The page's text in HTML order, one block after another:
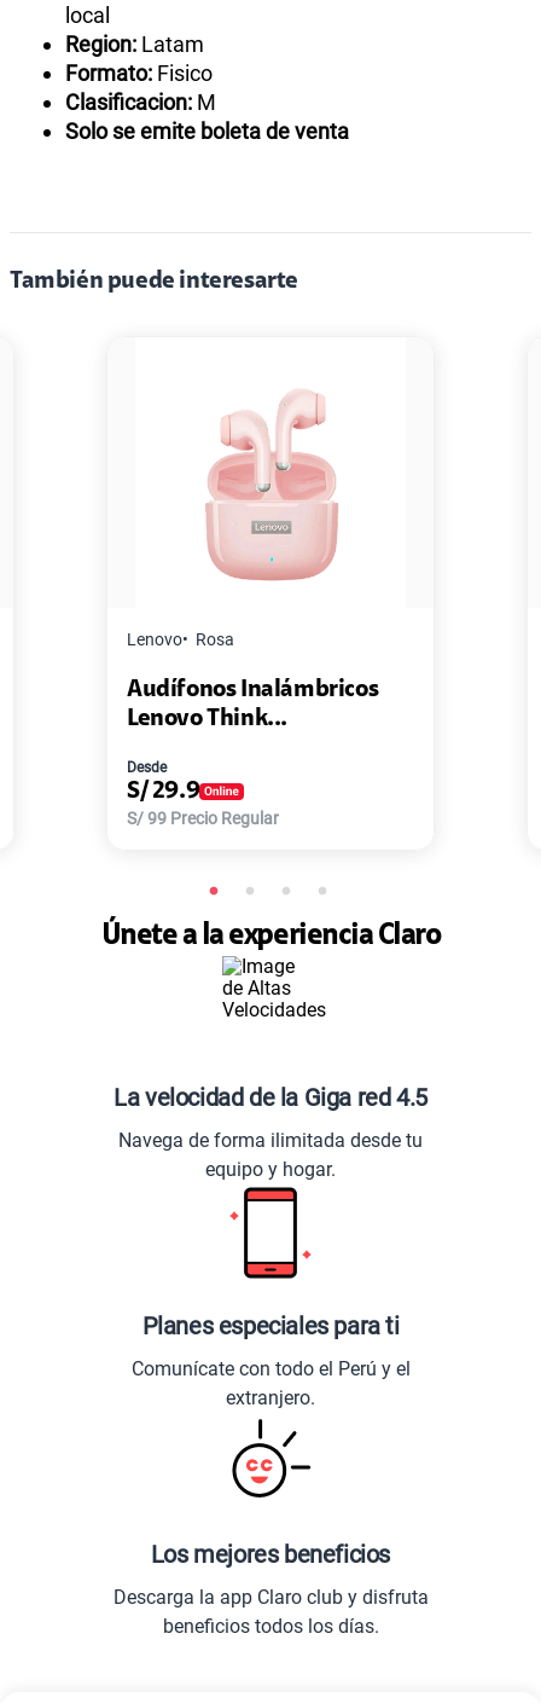
local
Region: Latam
Formato: Fisico
Clasificacion: M
Solo se emite boleta de venta
También puede interesarte
Lenovo Rosa
Audífonos Inalámbricos
Lenovo Think...
Desde
S/ 29.9
S/99 Precio Regular
Únete a la experiencia Claro
La velocidad de la Giga red 4.5
Navega de forma ilimitada desde tu
equipo y hogar.
Planes especiales para ti
Comunícate con todo el Perú y el
extranjero.
Los mejores beneficios
Descarga la app Claro club y disfruta
beneficios todos los días.